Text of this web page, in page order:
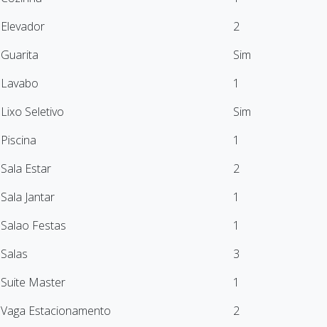
Elevador
2
Guarita
Sim
Lavabo
1
Lixo Seletivo
Sim
Piscina
1
Sala Estar
2
Sala Jantar
1
Salao Festas
1
Salas
3
Suite Master
1
Vaga Estacionamento
2